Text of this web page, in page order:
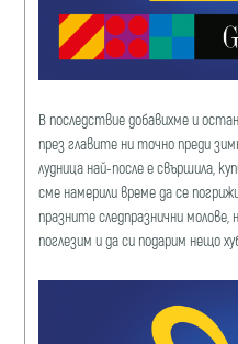
В последствие добавихме и
през главите ни точно преди
лудница най-после е свършила,
сме намерили време да се
празните следпразнични
поглезим и да си подарим нещо